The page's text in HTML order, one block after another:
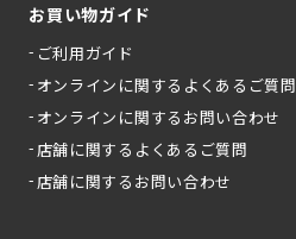
お買い物ガイド
ご利用ガイド
オンラインに関するよくあるご質問
オンラインに関するお問い合わせ
店舗に関するよくあるご質問
店舗に関するお問い合わせ